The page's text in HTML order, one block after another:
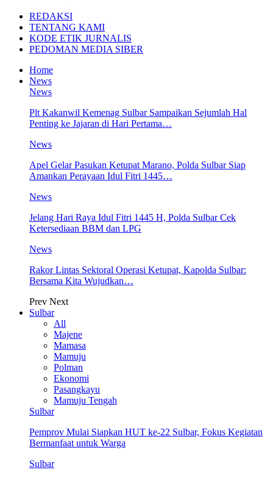
REDAKSI
TENTANG KAMI
KODE ETIK JURNALIS
PEDOMAN MEDIA SIBER
Home
News
News
Plt Kakanwil Kemenag Sulbar Sampaikan Sejumlah Hal
Penting ke Jajaran di Hari Pertama…
News
Apel Gelar Pasukan Ketupat Marano, Polda Sulbar Siap
Amankan Perayaan Idul Fitri 1445…
News
Jelang Hari Raya Idul Fitri 1445 H, Polda Sulbar Cek
Ketersediaan BBM dan LPG
News
Rakor Lintas Sektoral Operasi Ketupat, Kapolda Sulbar:
Bersama Kita Wujudkan…
Prev Next
Sulbar
All
Majene
Mamasa
Mamuju
Polman
Ekonomi
Pasangkayu
Mamuju Tengah
Sulbar
Pemprov Mulai Siapkan HUT ke-22 Sulbar, Fokus Kegiatan
Bermanfaat untuk Warga
Sulbar